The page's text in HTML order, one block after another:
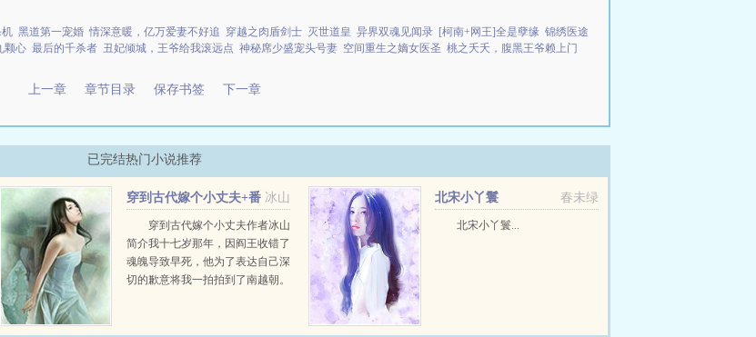
机 黑道第一宠婚 情深意暖，亿万爱妻不好追 穿越之肉盾剑士 灭世道皇 异界双魂见闻录 [柯南+网王]全是孽缘 锦绣医途
颗心 最后的千杀者 丑妃倾城，王爷给我滚远点 神秘席少盛宠头号妻 空间重生之嫡女医圣 桃之夭夭，腹黑王爷赖上门
上一章 章节目录 保存书签 下一章
已完结热门小说推荐
冰山
穿到古代嫁个小丈夫+番
穿到古代嫁个小丈夫作者冰山
简介我十七岁那年，因阎王收错了
魂魄导致早死，他为了表达自己深
切的歉意将我一拍拍到了南越朝。
原则，遇到了风流俊才子，接着我
春未绿
北宋小丫鬟
北宋小丫鬟...